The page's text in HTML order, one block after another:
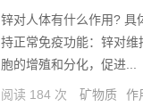
锌对人体有什么作用? 具
持正常免疫功能：锌对
胞的增殖和分化，促进...
阅读 184 次 矿物质 作